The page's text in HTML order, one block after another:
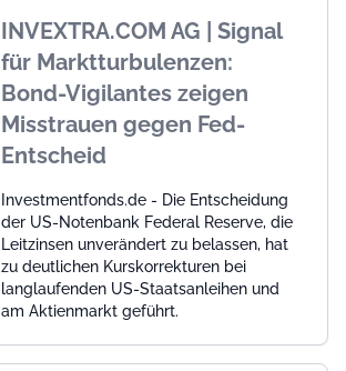
INVEXTRA.COM AG | Signal
für Marktturbulenzen:
Bond-Vigilantes zeigen
Misstrauen gegen Fed-
Entscheid
Investmentfonds.de - Die Entscheidung
der US-Notenbank Federal Reserve, die
Leitzinsen unverändert zu belassen, hat
zu deutlichen Kurskorrekturen bei
langlaufenden US-Staatsanleihen und
am Aktienmarkt geführt.